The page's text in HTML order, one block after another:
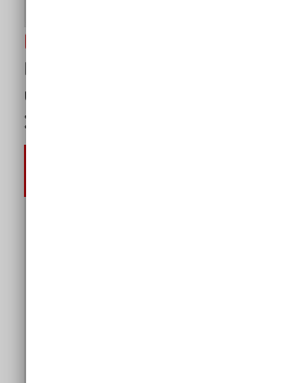
Fairplay im Netz
Eine Methodensammlung für
und Fairplay im Netz